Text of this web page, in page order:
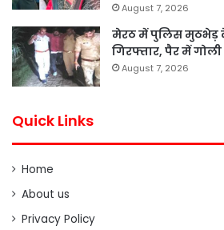
August 7, 2026
मेरठ में पुलिस मुठभेड़
गिरफ्तार, पैर में
August 7, 2026
Quick Links
Home
About us
Privacy Policy